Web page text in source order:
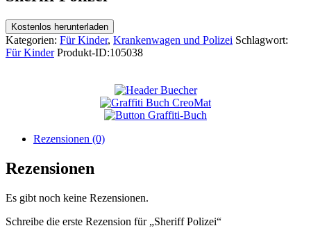
Kostenlos herunterladen
Kategorien: Für Kinder, Krankenwagen und Polizei Schlagwort:
Für Kinder Produkt-ID:105038
Rezensionen (0)
Rezensionen
Es gibt noch keine Rezensionen.
Schreibe die erste Rezension für „Sheriff Polizei“